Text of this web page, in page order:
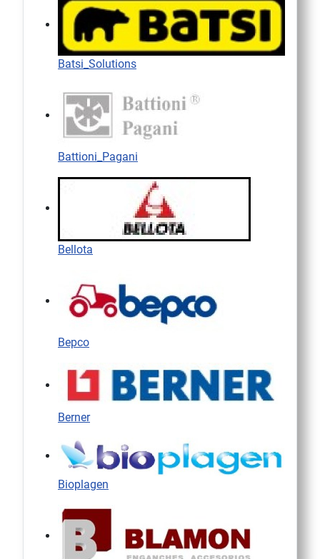
Batsi_Solutions
Battioni_Pagani
Bellota
Bepco
Berner
Bioplagen